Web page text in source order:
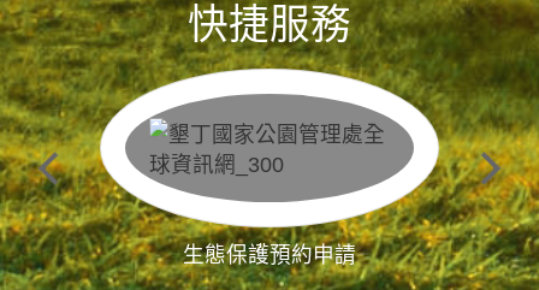
快捷服務
生態保護預約申請